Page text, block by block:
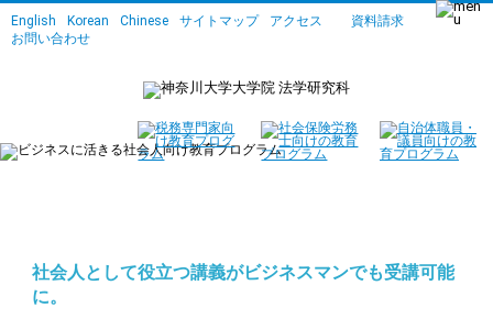
English Korean Chinese サイトマップ アクセス
資料請求
お問い合わせ
社会人として役立つ講義がビジネスマンでも受講可能
に。